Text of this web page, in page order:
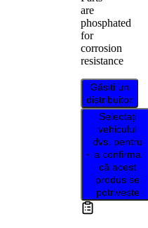
are
phosphated
for
corrosion
resistance
Găsiți un
distribuitor
Selectați
vehiculul
dvs. pentru
a confirma
că acest
produs se
potrivește